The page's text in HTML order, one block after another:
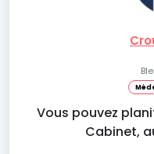
Vous pouvez
Cabinet,